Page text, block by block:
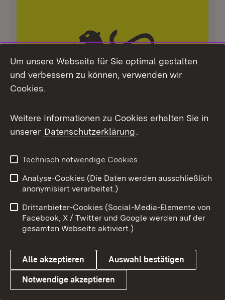
Die Landesvertretung in Berlin
Um unsere Webseite für Sie optimal gestalten
und verbessern zu können, verwenden wir
Cookies.
Weitere Informationen zu Cookies erhalten Sie in
unserer Datenschutzerklärung.
Technisch notwendige Cookies
Analyse-Cookies (Die Daten werden ausschließlich
anonymisiert verarbeitet.)
Drittanbieter-Cookies (Social-Media-Elemente von
Facebook, X / Twitter und Google werden auf der
gesamten Webseite aktiviert.)
Alle akzeptieren Auswahl bestätigen
Notwendige akzeptieren